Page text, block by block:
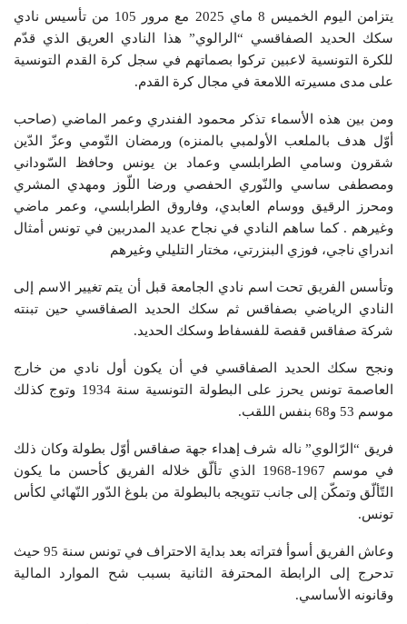
يتزامن اليوم الخميس 8 ماي 2025 مع مرور 105 من تأسيس نادي
سكك الحديد الصفاقسي “الرالوي” هذا النادي العريق الذي قدّم
للكرة التونسية لاعبين تركوا بصماتهم في سجل كرة القدم التونسية
على مدى مسيرته اللامعة في مجال كرة القدم.
ومن بين هذه الأسماء تذكر محمود الفندري وعمر الماضي (صاحب
أوّل هدف بالملعب الأولمبي بالمنزه) ورمضان التّومي وعزّ الدّين
شقرون وسامي الطرابلسي وعماد بن يونس وحافظ السّوداني
ومصطفى ساسي والنّوري الحفصي ورضا اللّوز ومهدي المشري
ومحرز الرقيق ووسام العابدي، وفاروق الطرابلسي، وعمر ماضي
وغيرهم . كما ساهم النادي في نجاح عديد المدربين في تونس أمثال
اندراي ناجي، فوزي البنزرتي، مختار التليلي وغيرهم
وتأسس الفريق تحت اسم نادي الجامعة قبل أن يتم تغيير الاسم إلى
النادي الرياضي بصفاقس ثم سكك الحديد الصفاقسي حين تبنته
شركة صفاقس قفصة للفسفاط وسكك الحديد.
ونجح سكك الحديد الصفاقسي في أن يكون أول نادي من خارج
العاصمة تونس يحرز على البطولة التونسية سنة 1934 وتوج كذلك
موسم 53 و68 بنفس اللقب.
فريق “الرّالوي” ناله شرف إهداء جهة صفاقس أوّل بطولة وكان ذلك
في موسم 1967-1968 الذي تألّق خلاله الفريق كأحسن ما يكون
التّألّق وتمكّن إلى جانب تتويجه بالبطولة من بلوغ الدّور النّهائي لكأس
تونس.
وعاش الفريق أسوأ فتراته بعد بداية الاحتراف في تونس سنة 95 حيث
تدحرج إلى الرابطة المحترفة الثانية بسبب شح الموارد المالية
وقانونه الأساسي.